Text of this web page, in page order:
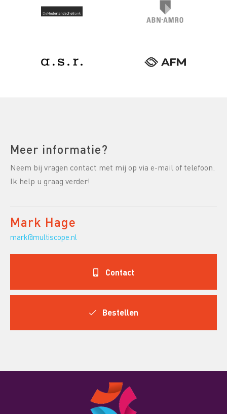
Meer informatie?
Neem bij vragen contact met mij op via e-mail of telefoon.
Ik help u graag verder!
Mark Hage
mark@multiscope.nl
Contact
Bestellen